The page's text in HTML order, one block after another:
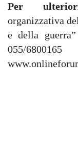
Per
organizzativa
e della
055/